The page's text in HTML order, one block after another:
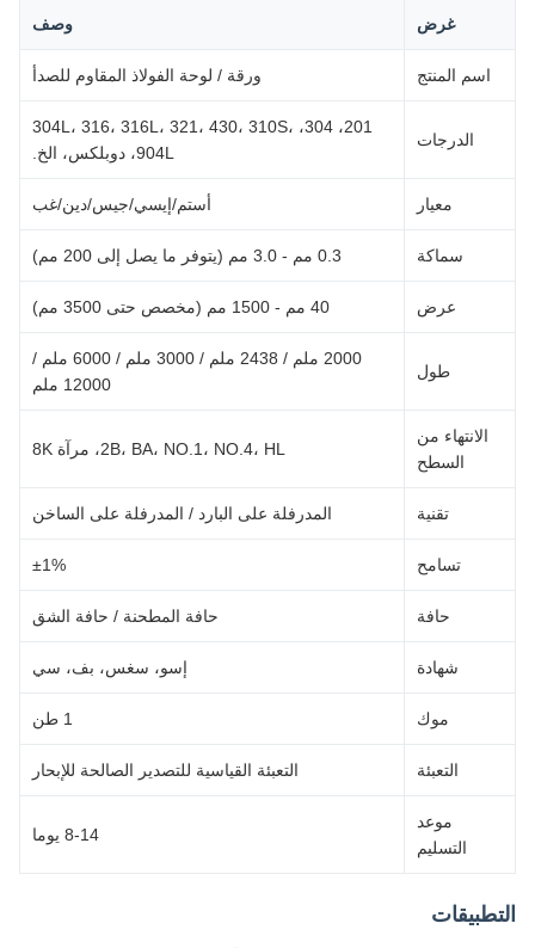
غرض وصف
اسم المنتج ورقة / لوحة الفولاذ المقاوم للصدأ
الدرجات
201، 304، 304L، 316، 316L، 321، 430، 310S،
أستم/إيسي/جيس/دين/غب
سماكة
2000 ملم / 2438 ملم / 3000 ملم / 6000 ملم /
12000 ملم
الانتهاء من
السطح
2B، BA، NO.1، NO.4، HL، مرآة 8K
المدرفلة على البارد / المدرفلة على الساخن
تسامح
حافة المطحنة / حافة الشق
شهادة إسو، سغس، بف، سي
التعبئة التعبئة القياسية للتصدير الصالحة للإبحار
التسليم